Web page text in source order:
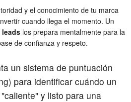
y el conocimiento de tu marca
cuando llega el momento. Un
los prepara mentalmente para la
de confianza y respeto.
un sistema de puntuación
para identificar cuándo un
y listo para una